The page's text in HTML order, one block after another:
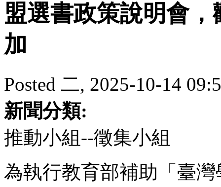
盟選書政策說明會
加
Posted 二, 2025-10-14
新聞分類:
推動小組--徵集小組
為執行教育部補助「臺